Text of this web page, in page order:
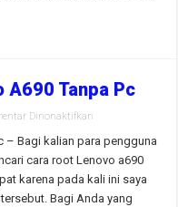
A690 Tanpa Pc
Dinonaktifkan
Mudah
Root
Lenovo
A690
Tanpa
Pc
– Bagi kalian para pengguna
cara root Lenovo a690
karena pada kali ini saya
Bagi Anda yang